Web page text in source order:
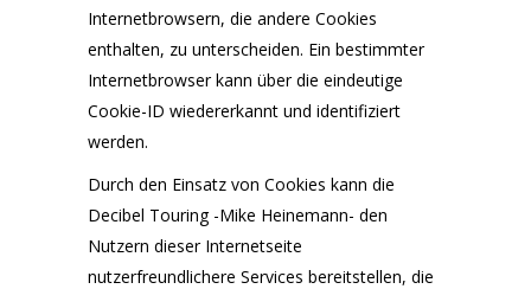
Internetbrowsern, die andere Cookies
enthalten, zu unterscheiden. Ein bestimmter
Internetbrowser kann über die eindeutige
Cookie-ID wiedererkannt und identifiziert
werden.
Durch den Einsatz von Cookies kann die
Decibel Touring -Mike Heinemann- den
Nutzern dieser Internetseite
nutzerfreundlichere Services bereitstellen, die